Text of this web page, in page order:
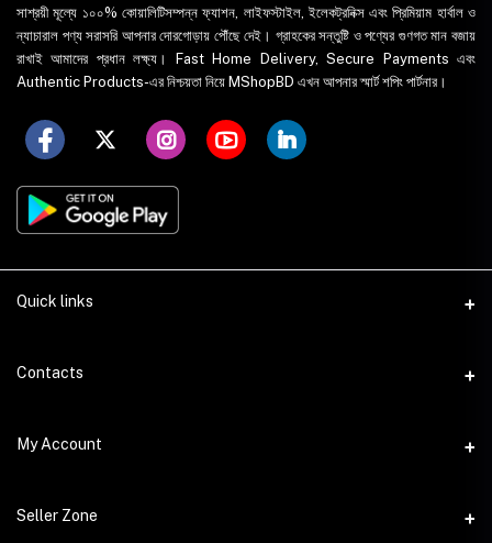
সাশ্রয়ী মূল্যে ১০০% কোয়ালিটিসম্পন্ন ফ্যাশন, লাইফস্টাইল, ইলেকট্রনিক্স এবং প্রিমিয়াম হার্বাল ও
ন্যাচারাল পণ্য সরাসরি আপনার দোরগোড়ায় পৌঁছে দেই। গ্রাহকের সন্তুষ্টি ও পণ্যের গুণগত মান বজায়
রাখাই আমাদের প্রধান লক্ষ্য। Fast Home Delivery, Secure Payments এবং
Authentic Products-এর নিশ্চয়তা নিয়ে MShopBD এখন আপনার স্মার্ট শপিং পার্টনার।
Quick links
WhatsApp
Contacts
Address
Janota Road, 8100, Dhaka, Bangladesh.
My Account
Login
Seller Zone